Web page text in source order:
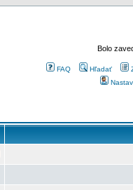
Bolo
FAQ Hľadať